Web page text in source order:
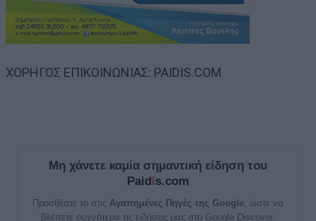
ΧΟΡΗΓΟΣ ΕΠΙΚΟΙΝΩΝΙΑΣ: PAIDIS.COM
Μη χάνετε καμία σημαντική είδηση του
Paidis.com
Προσθέστε το στις Αγαπημένες Πηγές της Google , ώστε να
βλέπετε συχνότερα τις ειδήσεις μας στο Google Discover.